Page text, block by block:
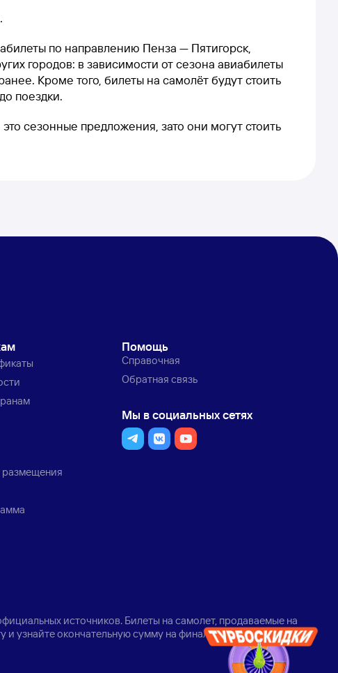
по направлению Пенза — Пятигорск,
городов: в зависимости от сезона авиабилеты
Кроме того, билеты на самолёт будут стоить
поездки.
сезонные предложения, зато они могут стоить
размещения
Помощь
Справочная
Обратная связь
Мы в социальных сетях
источников. Билеты на самолет, продаваемые на
и узнайте окончательную сумму на финальном шаге